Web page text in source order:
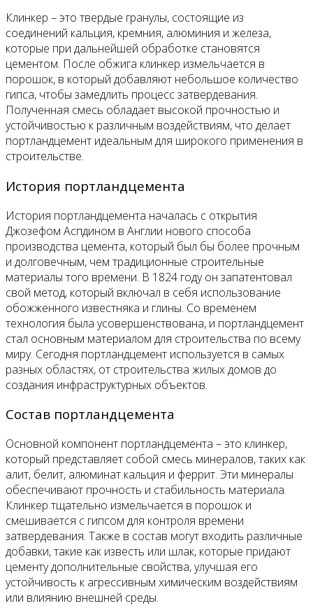
Клинкер – это твердые гранулы, состоящие из
соединений кальция, кремния, алюминия и железа,
которые при дальнейшей обработке становятся
цементом. После обжига клинкер измельчается в
порошок, в который добавляют небольшое количество
гипса, чтобы замедлить процесс затвердевания.
Полученная смесь обладает высокой прочностью и
устойчивостью к различным воздействиям, что делает
портландцемент идеальным для широкого применения в
строительстве.
История портландцемента
История портландцемента началась с открытия
Джозефом Аспдином в Англии нового способа
производства цемента, который был бы более прочным
и долговечным, чем традиционные строительные
материалы того времени. В 1824 году он запатентовал
свой метод, который включал в себя использование
обожженного известняка и глины. Со временем
технология была усовершенствована, и портландцемент
стал основным материалом для строительства по всему
миру. Сегодня портландцемент используется в самых
разных областях, от строительства жилых домов до
создания инфраструктурных объектов.
Состав портландцемента
Основной компонент портландцемента – это клинкер,
который представляет собой смесь минералов, таких как
алит, белит, алюминат кальция и феррит. Эти минералы
обеспечивают прочность и стабильность материала.
Клинкер тщательно измельчается в порошок и
смешивается с гипсом для контроля времени
затвердевания. Также в состав могут входить различные
добавки, такие как известь или шлак, которые придают
цементу дополнительные свойства, улучшая его
устойчивость к агрессивным химическим воздействиям
или влиянию внешней среды.